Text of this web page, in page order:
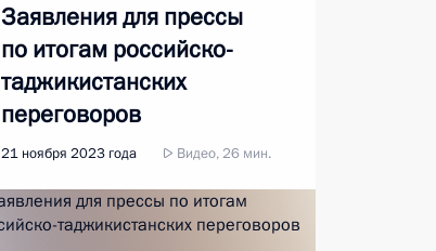
Заявления для прессы
по итогам российско-
таджикистанских
переговоров
21 ноября 2023 года Видео, 26 мин.